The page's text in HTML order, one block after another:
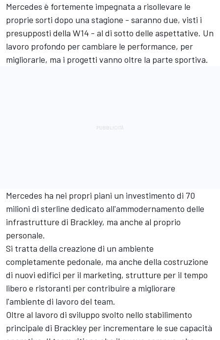
Mercedes è fortemente impegnata a risollevare le
proprie sorti dopo una stagione - saranno due, visti i
presupposti della W14 - al di sotto delle aspettative. Un
lavoro profondo per cambiare le performance, per
migliorarle, ma i progetti vanno oltre la parte sportiva.
Mercedes ha nei propri piani un investimento di 70
milioni di sterline dedicato all'ammodernamento delle
infrastrutture di Brackley, ma anche al proprio
personale.
Si tratta della creazione di un ambiente
completamente pedonale, ma anche della costruzione
di nuovi edifici per il marketing, strutture per il tempo
libero e ristoranti per contribuire a migliorare
l'ambiente di lavoro del team.
Oltre al lavoro di sviluppo svolto nello stabilimento
principale di Brackley per incrementare le sue capacità